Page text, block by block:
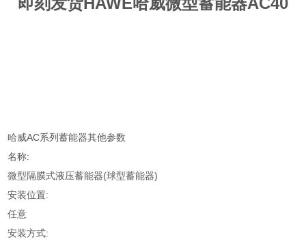
哈威AC系列蓄能器其他参数
名称:
微型隔膜式液压蓄能器(球型蓄能器)
安装位置:
任意
安装方式: